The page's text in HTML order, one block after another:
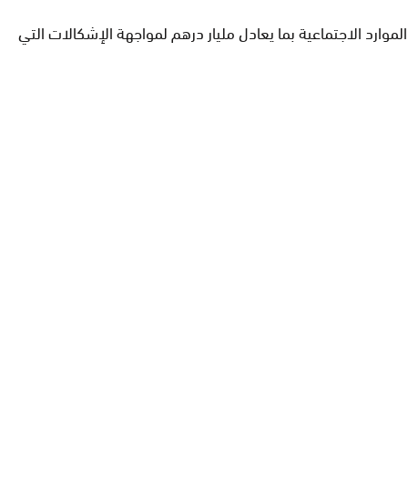
الاجتماعية بما يعادل مليار درهم لمواجهة الإشكالات التي